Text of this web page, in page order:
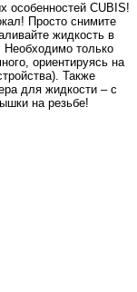
особенностей CUBIS!
Просто снимите
жидкость в
Необходимо только
ориентируясь на
Также
для жидкости – с
на резьбе!